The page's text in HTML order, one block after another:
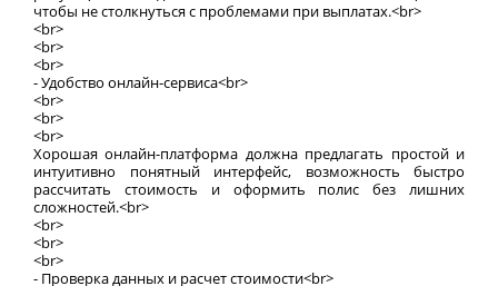
чтобы не столкнуться с проблемами при выплатах.<br>
<br>
<br>
<br>
- Удобство онлайн-сервиса<br>
<br>
<br>
<br>
Хорошая онлайн-платформа должна предлагать простой и
интуитивно понятный интерфейс, возможность быстро
рассчитать стоимость и оформить полис без лишних
сложностей.<br>
<br>
<br>
<br>
- Проверка данных и расчет стоимости<br>